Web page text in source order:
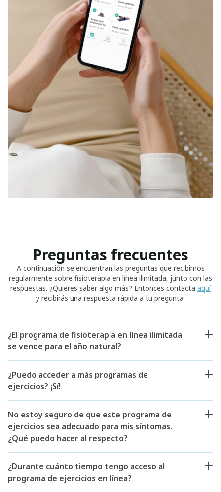
Preguntas frecuentes
A continuación se encuentran las preguntas que recibimos
regularmente sobre fisioterapia en línea ilimitada, junto con las
respuestas. ¿Quieres saber algo más? Entonces contacta aquí
y recibirás una respuesta rápida a tu pregunta.
¿El programa de fisioterapia en línea ilimitada
se vende para el año natural?
¿Puedo acceder a más programas de
ejercicios? ¡Sí!
No estoy seguro de que este programa de
ejercicios sea adecuado para mis síntomas.
¿Qué puedo hacer al respecto?
¿Durante cuánto tiempo tengo acceso al
programa de ejercicios en línea?